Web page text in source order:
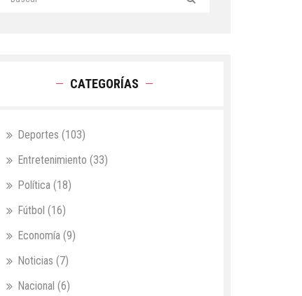
CATEGORÍAS
Deportes (103)
Entretenimiento (33)
Política (18)
Fútbol (16)
Economía (9)
Noticias (7)
Nacional (6)